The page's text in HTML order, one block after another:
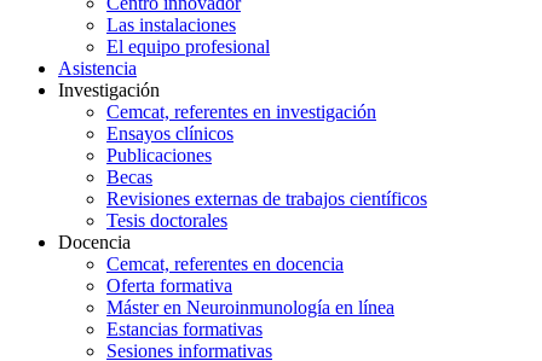
Las instalaciones
El equipo profesional
Asistencia
Investigación
Cemcat, referentes en investigación
Ensayos clínicos
Publicaciones
Becas
Revisiones externas de trabajos científicos
Tesis doctorales
Docencia
Cemcat, referentes en docencia
Oferta formativa
Máster en Neuroinmunología en línea
Estancias formativas
Sesiones informativas